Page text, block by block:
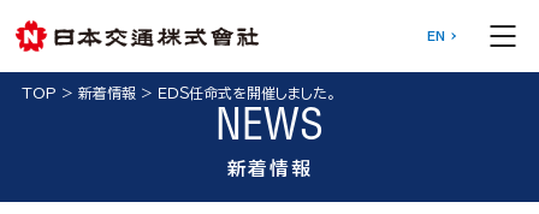
EN
TOP > 新着情報> ＥＤＳ任命式を開催しました。
NEWS
新着情報